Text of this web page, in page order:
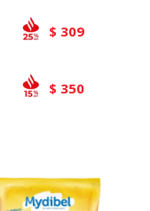
$ 309
$ 350